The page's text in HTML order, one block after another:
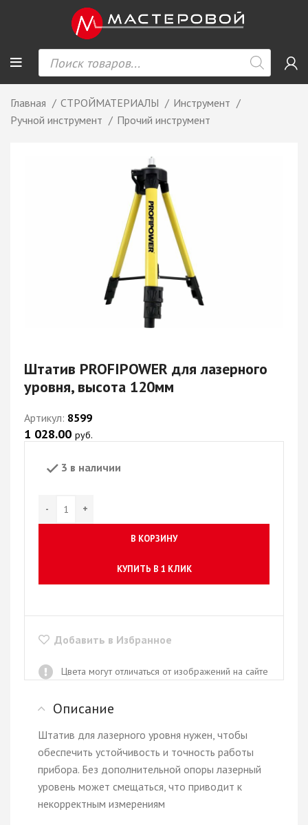
Главная СТРОЙМАТЕРИАЛЫ
Инструмент
Ручной инструмент
Прочий инструмент
Штатив PROFIPOWER для лазерного
уровня, высота 120мм
Артикул: 8599
1 028.00 руб.
3 в наличии
В КОРЗИНУ
КУПИТЬ В 1 КЛИК
Добавить в Избранное
Цвета могут отличаться от изображений на сайте
Описание
Штатив для лазерного уровня нужен, чтобы
обеспечить устойчивость и точность работы
прибора. Без дополнительной опоры лазерный
уровень может смещаться, что приводит к
некорректным измерениям